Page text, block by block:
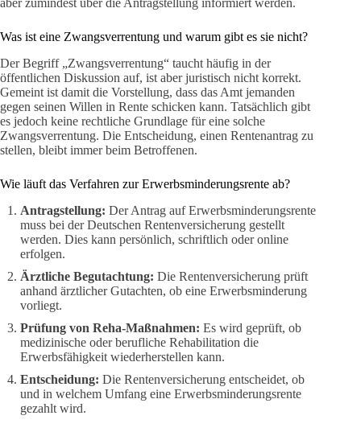
aber zumindest über die Antragstellung informiert werden.
Was ist eine Zwangsverrentung und warum gibt es sie nicht?
Der Begriff „Zwangsverrentung“ taucht häufig in der
öffentlichen Diskussion auf, ist aber juristisch nicht korrekt.
Gemeint ist damit die Vorstellung, dass das Amt jemanden
gegen seinen Willen in Rente schicken kann. Tatsächlich gibt
es jedoch keine rechtliche Grundlage für eine solche
Zwangsverrentung. Die Entscheidung, einen Rentenantrag zu
stellen, bleibt immer beim Betroffenen.
Wie läuft das Verfahren zur Erwerbsminderungsrente ab?
Antragstellung: Der Antrag auf Erwerbsminderungsrente
muss bei der Deutschen Rentenversicherung gestellt
werden. Dies kann persönlich, schriftlich oder online
erfolgen.
Ärztliche Begutachtung: Die Rentenversicherung prüft
anhand ärztlicher Gutachten, ob eine Erwerbsminderung
vorliegt.
Prüfung von Reha-Maßnahmen: Es wird geprüft, ob
medizinische oder berufliche Rehabilitation die
Erwerbsfähigkeit wiederherstellen kann.
Entscheidung: Die Rentenversicherung entscheidet, ob
und in welchem Umfang eine Erwerbsminderungsrente
gezahlt wird.